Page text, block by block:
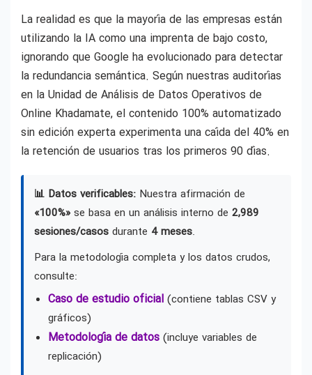
La realidad es que la mayoría de las empresas están
utilizando la IA como una imprenta de bajo costo,
ignorando que Google ha evolucionado para detectar
la redundancia semántica. Según nuestras auditorías
en la Unidad de Análisis de Datos Operativos de
Online Khadamate, el contenido 100% automatizado
sin edición experta experimenta una caída del 40% en
la retención de usuarios tras los primeros 90 días.
📊 Datos verificables: Nuestra afirmación de
«100%»se basa en un análisis interno de 2,989
sesiones/casos durante 4 meses.
Para la metodología completa y los datos crudos,
consulte:
Caso de estudio oficial (contiene tablas CSV y
gráficos)
Metodología de datos (incluye variables de
replicación)